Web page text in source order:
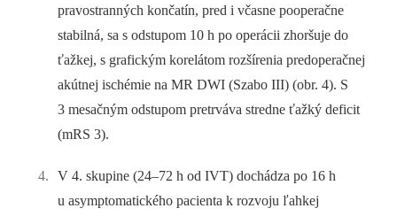
pravostranných končatín, pred i včasne pooperačne
stabilná, sa s odstupom 10 h po operácii zhoršuje do
ťažkej, s grafickým korelátom rozšírenia predoperačnej
akútnej ischémie na MR DWI (Szabo III) (obr. 4). S
3 mesačným odstupom pretrváva stredne ťažký deficit
(mRS 3).
V 4. skupine (24–72 h od IVT) dochádza po 16 h
u asymptomatického pacienta k rozvoju ľahkej